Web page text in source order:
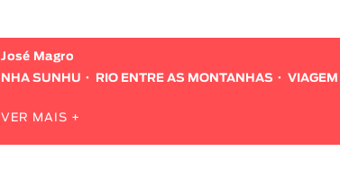
José Magro
NHA SUNHU
RIO ENTRE AS MONTANHAS VIAGEM
VER MAIS +